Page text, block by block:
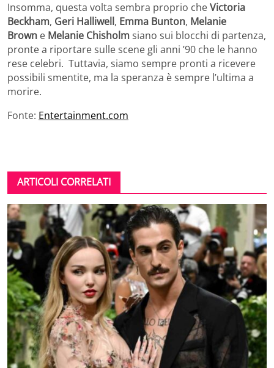
Insomma, questa volta sembra proprio cheVictoria
Beckham, Geri Halliwell, Emma Bunton, Melanie
Brown e Melanie Chisholmsiano sui blocchi di partenza,
pronte a riportare sulle scene gli anni ’90 che le hanno
rese celebri. Tuttavia, siamo sempre pronti a ricevere
possibili smentite, ma la speranza è sempre l’ultima a
morire.
Fonte: Entertainment.com
ARTICOLI CORRELATI